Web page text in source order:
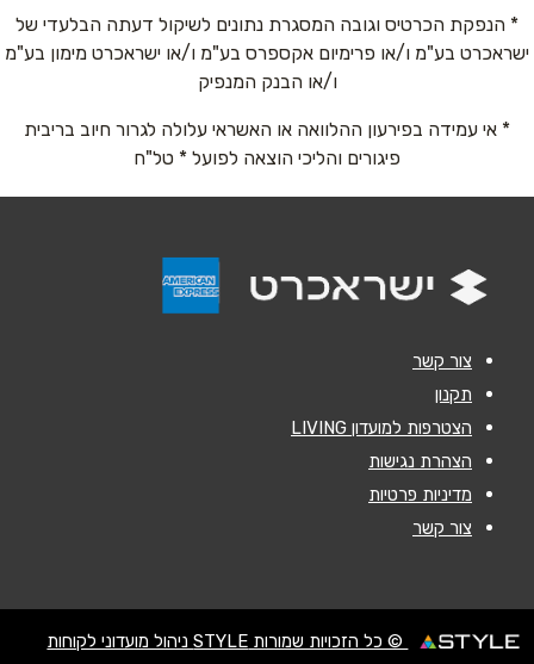
אנא חזרו אלי בקשר ל...
* הנפקת הכרטיס וגובה המסגרת נתונים לשיקול דעתה הבלעדי של
ישראכרט בע"מ ו/או פרימיום אקספרס בע"מ ו/או ישראכרט מימון בע"מ
ו/או הבנק המנפיק
* אי עמידה בפירעון ההלוואה או האשראי עלולה לגרור חיוב בריבית
פיגורים והליכי הוצאה לפועל * טל"ח
צור קשר
תקנון
הצטרפות למועדון LIVING
הצהרת נגישות
מדיניות פרטיות
צור קשר
© כל הזכויות שמורות STYLE ניהול מועדוני לקוחות